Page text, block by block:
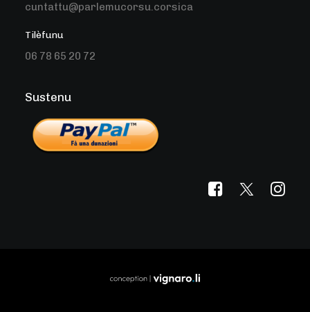
cuntattu@parlemucorsu.corsica
Tilèfunu
06 78 65 20 72
Sustenu